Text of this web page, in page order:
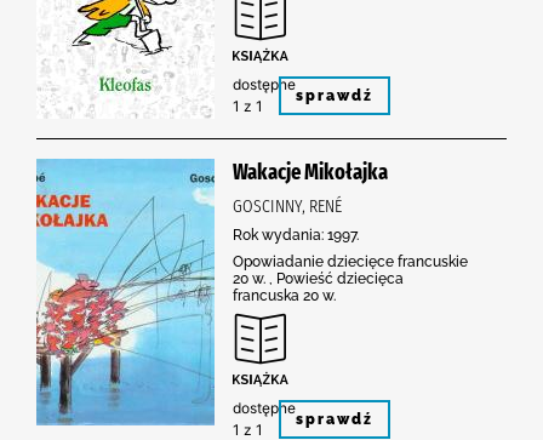
dostępne
1 z 1
sprawdź
Wakacje Mikołajka
GOSCINNY, RENÉ
Rok wydania: 1997.
Opowiadanie dziecięce francuskie
20 w. , Powieść dziecięca
francuska 20 w.
dostępne
1 z 1
sprawdź